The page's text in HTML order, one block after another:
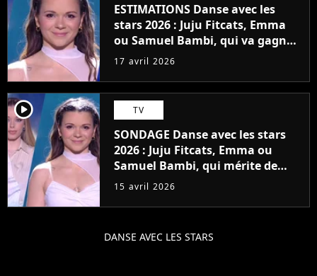
ESTIMATIONS Danse avec les
stars 2026 : Juju Fitcats, Emma
ou Samuel Bambi, qui va gagner
la finale du 17 avril ? Le public a
17 avril 2026
player2 TV
SONDAGE Danse avec les stars
2026 : Juju Fitcats, Emma ou
Samuel Bambi, qui mérite de
gagner la finale du vendredi 17
15 avril 2026
DANSE AVEC LES STARS